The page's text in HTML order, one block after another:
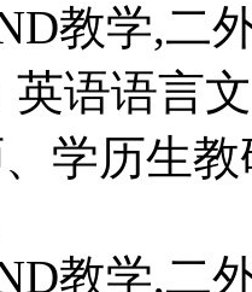
教学,二
英语语言
学历生
教学,二